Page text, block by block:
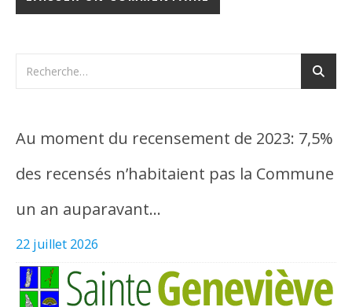
Au moment du recensement de 2023: 7,5%
des recensés n’habitaient pas la Commune
un an auparavant…
22 juillet 2026